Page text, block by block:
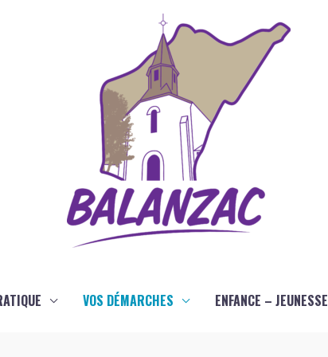
VOS DÉMARCHES ENFANCE – JEUNESSE